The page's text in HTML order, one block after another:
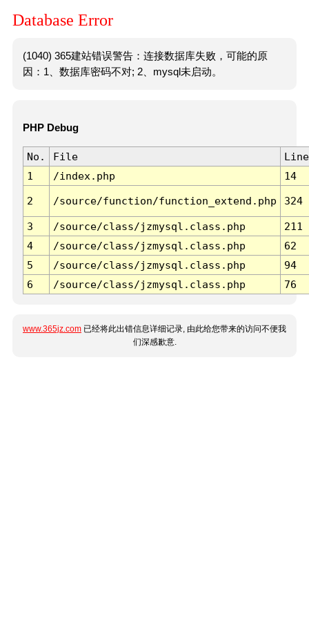
Database Error
(1040) 365建站错误警告：连接数据库失败，可能的原
因：1、数据库密码不对; 2、mysql未启动。
PHP Debug
No. File
Line
1
/index.php 14
2 /source/function/function_extend.php 324
3 /source/class/jzmysql.class.php
211
4
/source/class/jzmysql.class.php
62
5
/source/class/jzmysql.class.php
94
6
/source/class/jzmysql.class.php 76
www.365jz.com 已经将此出错信息详细记录, 由此给您带来的访问不便我
们深感歉意.